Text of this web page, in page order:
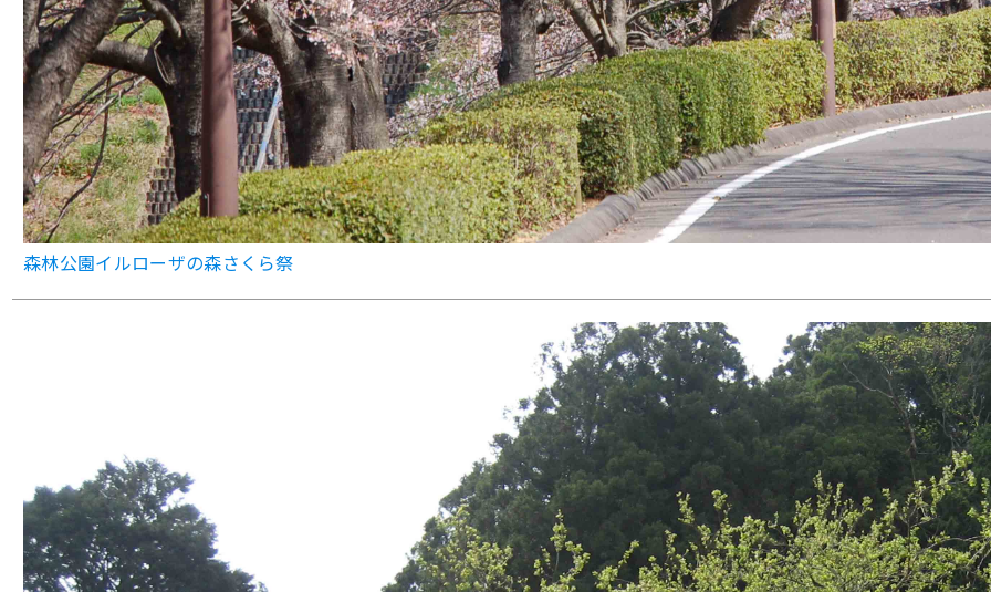
森林公園イルローザの森さくら祭